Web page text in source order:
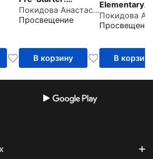
Рабочая тетрадь
Покидова Анастасия Дмитриевна
Просвещение
В корзину
Elementary.
Рабочая
В корзину